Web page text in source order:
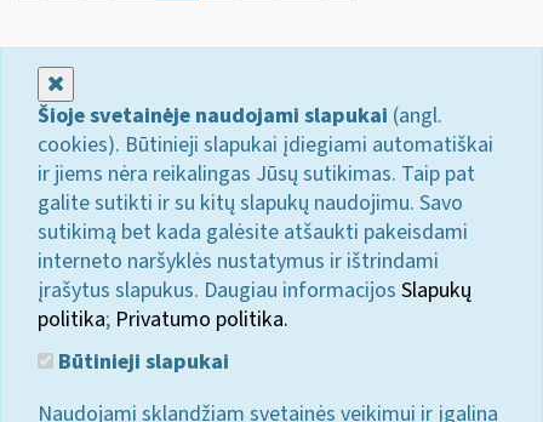
Šioje svetainėje naudojami slapukai (angl.
cookies). Būtinieji slapukai įdiegiami automatiškai
ir jiems nėra reikalingas Jūsų sutikimas. Taip pat
galite sutikti ir su kitų slapukų naudojimu. Savo
sutikimą bet kada galėsite atšaukti pakeisdami
interneto naršyklės nustatymus ir ištrindami
įrašytus slapukus. Daugiau informacijos Slapukų
politika; Privatumo politika.
Būtinieji slapukai
Naudojami sklandžiam svetainės veikimui ir įgalina